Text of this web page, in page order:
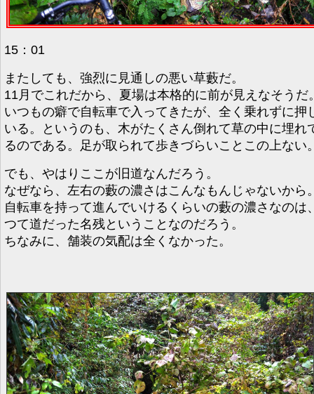
15：01
またしても、強烈に見通しの悪い草藪だ。
11月でこれだから、夏場は本格的に前が見えなそうだ
いつもの癖で自転車で入ってきたが、全く乗れずに押
いる。というのも、木がたくさん倒れて草の中に埋れ
るのである。足が取られて歩きづらいことこの上ない
でも、やはりここが旧道なんだろう。
なぜなら、左右の藪の濃さはこんなもんじゃないから
自転車を持って進んでいけるくらいの藪の濃さなのは
つて道だった名残ということなのだろう。
ちなみに、舗装の気配は全くなかった。